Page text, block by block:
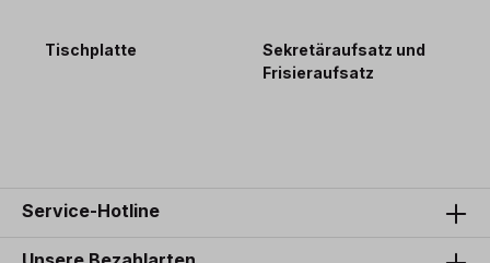
Tischplatte
Sekretäraufsatz und
Frisieraufsatz
Service-Hotline